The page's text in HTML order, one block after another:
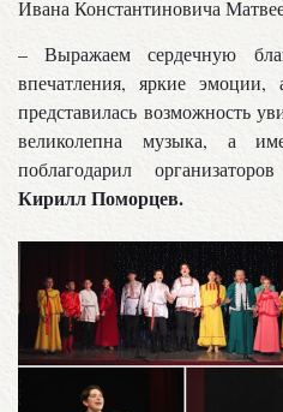
Ивана Константиновича
– Выражаем сердечную
впечатления, яркие
представилась возможность
великолепна музыка, а
поблагодарил
Кирилл Поморцев.